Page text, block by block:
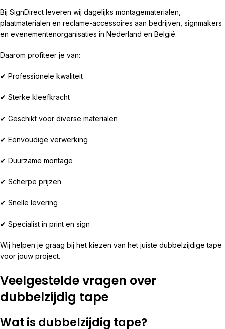
Bij SignDirect leveren wij dagelijks montagematerialen,
plaatmaterialen en reclame-accessoires aan bedrijven, signmakers
en evenementenorganisaties in Nederland en België.
Daarom profiteer je van:
✔ Professionele kwaliteit
✔ Sterke kleefkracht
✔ Geschikt voor diverse materialen
✔ Eenvoudige verwerking
✔ Duurzame montage
✔ Scherpe prijzen
✔ Snelle levering
✔ Specialist in print en sign
Wij helpen je graag bij het kiezen van het juiste dubbelzijdige tape
voor jouw project.
Veelgestelde vragen over
dubbelzijdig tape
Wat is dubbelzijdig tape?